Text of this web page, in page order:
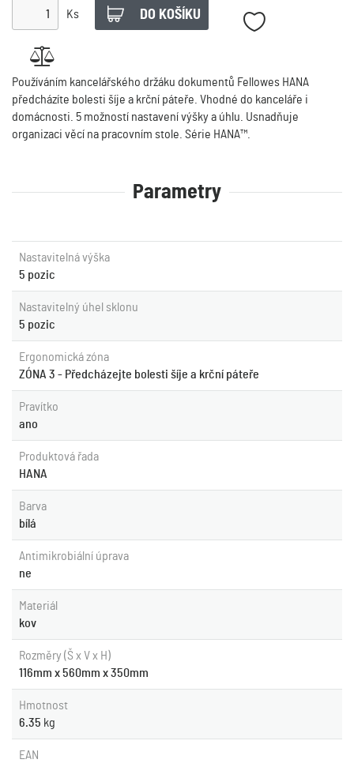
Ks
Používáním kancelářského držáku dokumentů Fellowes HANA
předcházíte bolesti šíje a krční páteře. Vhodné do kanceláře i
domácnosti. 5 možností nastavení výšky a úhlu. Usnadňuje
organizaci věcí na pracovním stole. Série HANA™.
Parametry
Nastavitelná výška
5 pozic
Nastavitelný úhel sklonu
5 pozic
Ergonomická zóna
ZÓNA 3 - Předcházejte bolesti šíje a krční páteře
Pravítko
ano
Produktová řada
HANA
Barva
bílá
Antimikrobiální úprava
ne
Materiál
kov
Rozměry (Š x V x H)
116mm x 560mm x 350mm
Hmotnost
6.35 kg
EAN